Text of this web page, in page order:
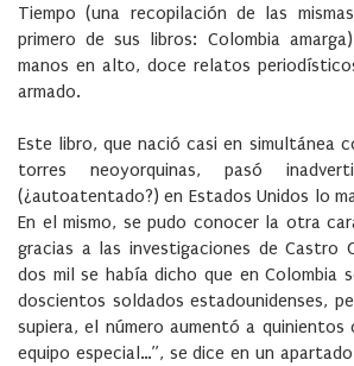
Tiempo (una recopilación de las
primero de sus libros: Colombia
manos en alto, doce relatos
armado.
Este libro, que nació casi en simultánea
torres neoyorquinas, pasó
(¿autoatentado?) en Estados Unidos lo
En el mismo, se pudo conocer la otra
gracias a las investigaciones de Castro
dos mil se había dicho que en Colombia
doscientos soldados estadounidenses,
supiera, el número aumentó a quinientos
equipo especial…”, se dice en un